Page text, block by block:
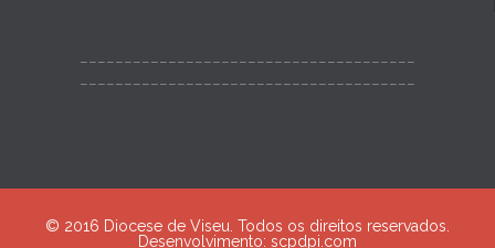
© 2016 Diocese de Viseu. Todos os direitos reservados.
Desenvolvimento: scpdpi.com